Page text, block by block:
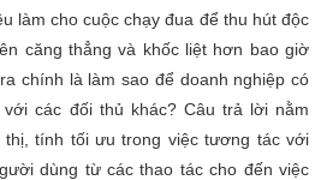
làm cho cuộc chạy đua để thu hút độc
căng thẳng và khốc liệt hơn bao giờ
chính là làm sao để doanh nghiệp có
các đối thủ khác? Câu trả lời nằm
thị, tính tối ưu trong việc tương tác với
dùng từ các thao tác cho đến việc